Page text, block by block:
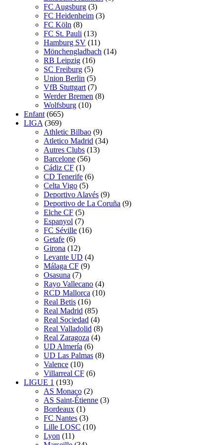
FC Augsburg (3)
FC Heidenheim (3)
FC Köln (8)
FC St. Pauli (13)
Hamburg SV (11)
Mönchengladbach (14)
RB Leipzig (16)
SC Freiburg (5)
Union Berlin (5)
VfB Stuttgart (7)
Werder Bremen (8)
Wolfsburg (10)
Enfant (665)
LIGA (369)
Athletic Bilbao (9)
Atletico Madrid (34)
Autres Clubs (13)
Barcelone (56)
Cádiz CF (1)
CD Tenerife (6)
Celta Vigo (5)
Deportivo Alavés (9)
Deportivo de La Coruña (9)
Elche CF (5)
Espanyol (7)
FC Séville (16)
Getafe (6)
Girona (12)
Levante UD (4)
Málaga CF (9)
Osasuna (7)
Rayo Vallecano (4)
RCD Mallorca (10)
Real Betis (16)
Real Madrid (85)
Real Sociedad (4)
Real Valladolid (8)
Real Zaragoza (4)
UD Almería (6)
UD Las Palmas (8)
Valence (10)
Villarreal CF (6)
LIGUE 1 (193)
AS Monaco (2)
AS Saint-Étienne (3)
Bordeaux (1)
FC Nantes (3)
Lille LOSC (10)
Lyon (11)